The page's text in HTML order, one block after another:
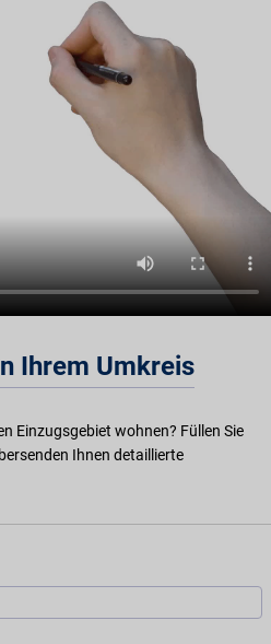
Ihrem Umkreis
Einzugsgebiet wohnen? Füllen Sie
Ihnen detaillierte